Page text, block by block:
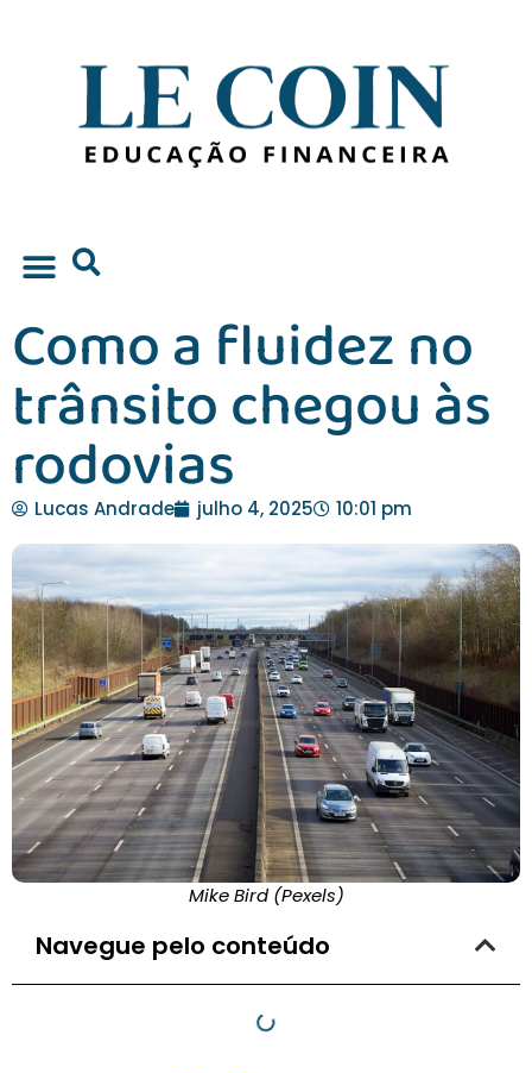
Como a fluidez no
trânsito chegou às
rodovias
Lucas Andrade julho 4, 2025 10:01 pm
Mike Bird (Pexels)
Navegue pelo conteúdo